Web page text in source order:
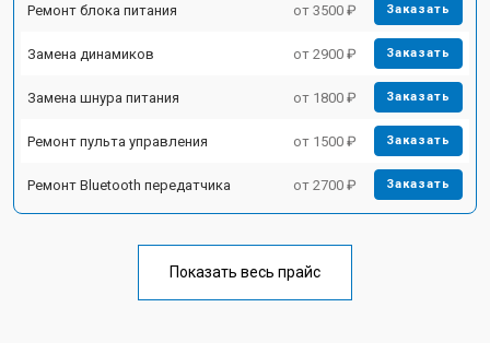
Ремонт блока питания от 3500 ₽ Заказать
Замена динамиков от 2900 ₽ Заказать
Замена шнура питания от 1800 ₽ Заказать
Ремонт пульта управления от 1500 ₽ Заказать
Ремонт Bluetooth передатчика от 2700 ₽ Заказать
Показать весь прайс